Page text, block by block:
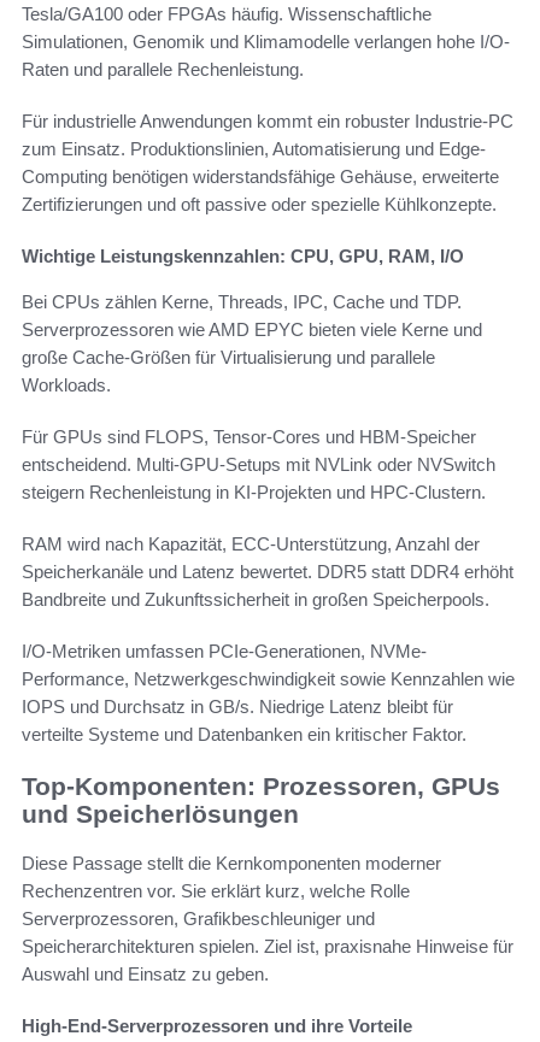
Tesla/GA100 oder FPGAs häufig. Wissenschaftliche
Simulationen, Genomik und Klimamodelle verlangen hohe I/O-
Raten und parallele Rechenleistung.
Für industrielle Anwendungen kommt ein robuster Industrie-PC
zum Einsatz. Produktionslinien, Automatisierung und Edge-
Computing benötigen widerstandsfähige Gehäuse, erweiterte
Zertifizierungen und oft passive oder spezielle Kühlkonzepte.
Wichtige Leistungskennzahlen: CPU, GPU, RAM, I/O
Bei CPUs zählen Kerne, Threads, IPC, Cache und TDP.
Serverprozessoren wie AMD EPYC bieten viele Kerne und
große Cache-Größen für Virtualisierung und parallele
Workloads.
Für GPUs sind FLOPS, Tensor-Cores und HBM-Speicher
entscheidend. Multi-GPU-Setups mit NVLink oder NVSwitch
steigern Rechenleistung in KI-Projekten und HPC-Clustern.
RAM wird nach Kapazität, ECC-Unterstützung, Anzahl der
Speicherkanäle und Latenz bewertet. DDR5 statt DDR4 erhöht
Bandbreite und Zukunftssicherheit in großen Speicherpools.
I/O-Metriken umfassen PCIe-Generationen, NVMe-
Performance, Netzwerkgeschwindigkeit sowie Kennzahlen wie
IOPS und Durchsatz in GB/s. Niedrige Latenz bleibt für
verteilte Systeme und Datenbanken ein kritischer Faktor.
Top-Komponenten: Prozessoren, GPUs
und Speicherlösungen
Diese Passage stellt die Kernkomponenten moderner
Rechenzentren vor. Sie erklärt kurz, welche Rolle
Serverprozessoren, Grafikbeschleuniger und
Speicherarchitekturen spielen. Ziel ist, praxisnahe Hinweise für
Auswahl und Einsatz zu geben.
High-End-Serverprozessoren und ihre Vorteile